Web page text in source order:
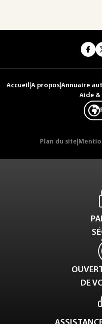
Accueil A propos Annuaire
Aide &
Plan du site
DE